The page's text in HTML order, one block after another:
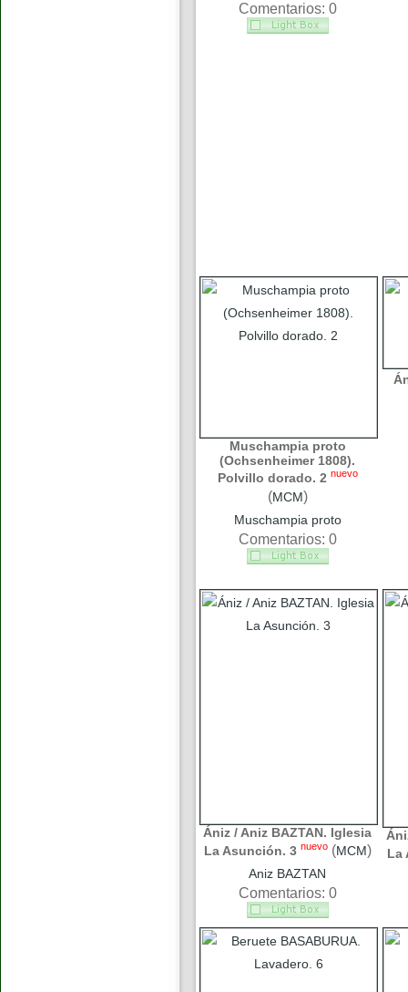
Comentarios: 0
Muschampia proto
(Ochsenheimer 1808).
Polvillo dorado. 2 nuevo
(MCM)
Muschampia proto
Comentarios: 0
Ániz / Aniz BAZTAN. Iglesia
La Asunción. 3 nuevo (MCM)
Aniz BAZTAN
Comentarios: 0
La